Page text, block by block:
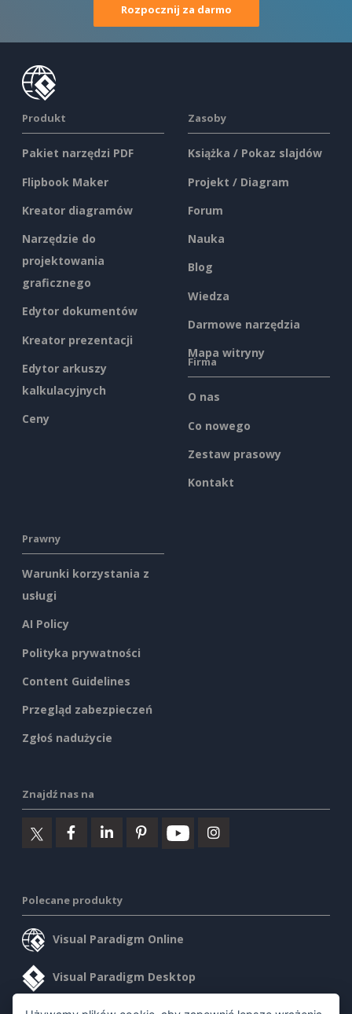
Rozpocznij za darmo
Produkt
Pakiet narzędzi PDF
Flipbook Maker
Kreator diagramów
Narzędzie do
projektowania
graficznego
Edytor dokumentów
Kreator prezentacji
Edytor arkuszy
kalkulacyjnych
Ceny
Zasoby
Książka / Pokaz slajdów
Projekt / Diagram
Forum
Nauka
Blog
Wiedza
Darmowe narzędzia
Mapa witryny
Firma
O nas
Co nowego
Zestaw prasowy
Kontakt
Prawny
Warunki korzystania z
usługi
AI Policy
Polityka prywatności
Content Guidelines
Przegląd zabezpieczeń
Zgłoś nadużycie
Znajdź nas na
Polecane produkty
Visual Paradigm Online
Visual Paradigm Desktop